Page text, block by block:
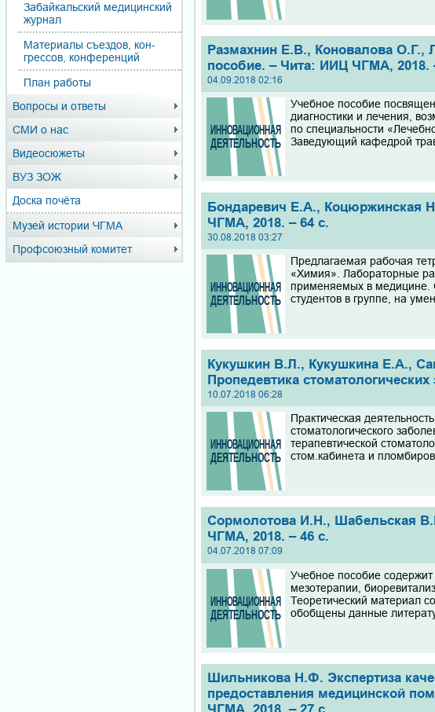
Забайкальский медицинский
журнал
Материалы съездов, кон­
грес­сов, конференций
План работы
Вопросы и ответы
СМИ о нас
Видеосюжеты
ВУЗ ЗОЖ
Доска почёта
Музей истории ЧГМА
Профсоюзный комитет
Размахнин Е.В., Коновалова
пособие. – Чита: ИИЦ ЧГМА, 2018.
04.09.2018 02:16
Учебное пособие
диагностики и лечения,
по специальности
Заведующий кафедрой
Бондаревич Е.А., Коцюржинская
ЧГМА, 2018. – 64 с.
30.08.2018 03:27
Предлагаемая рабочая
«Химия». Лабораторные
применяемых в медицине.
студентов в группе, на
Кукушкин В.Л., Кукушкина Е.А.,
Пропедевтика
10.07.2018 06:28
Практическая
стоматологического
терапевтической
стом.кабинета и
Сормолотова И.Н., Шабельская
ЧГМА, 2018. – 46 с.
04.07.2018 07:09
Учебное пособие
мезотерапии,
Теоретический материал
обобщены данные
Шильникова Н.Ф. Экспертиза
предоставления медицинской